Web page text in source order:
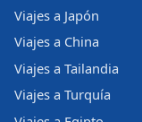
Viajes a Japón
Viajes a China
Viajes a Tailandia
Viajes a Turquía